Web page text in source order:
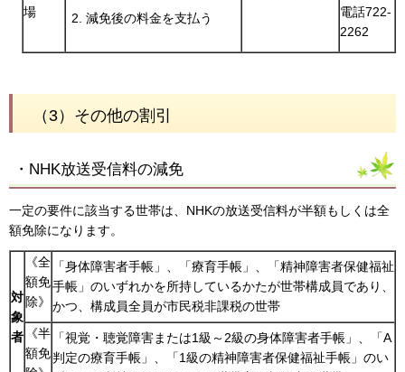
場
減免後の料金を支払う
電話722-
2262
（3）その他の割引
・NHK放送受信料の減免
一定の要件に該当する世帯は、NHKの放送受信料が半額もしくは全
額免除になります。
対
象
者
《全
額免
除》
「身体障害者手帳」、「療育手帳」、「精神障害者保健福祉
手帳」のいずれかを所持しているかたが世帯構成員であり、
かつ、構成員全員が市民税非課税の世帯
《半
額免
「視覚・聴覚障害または1級～2級の身体障害者手帳」、「A
判定の療育手帳」、「1級の精神障害者保健福祉手帳」のい